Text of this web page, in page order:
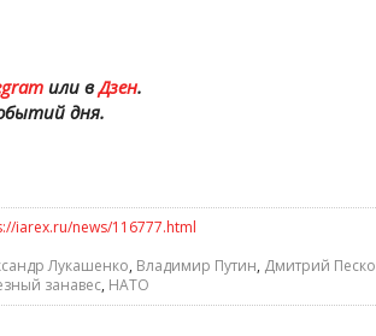
или вДзен.
дня.
iarex.ru/news/116777.html
Лукашенко, Владимир Путин, Дмитрий
занавес, НАТО